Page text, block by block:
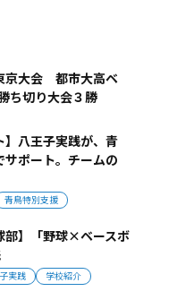
京大会 都市大高ベ
ち切り大会３勝
】八王子実践が、青
ポート。チームの
青鳥特別支援
部】「野球×ベースボ
実践
学校紹介